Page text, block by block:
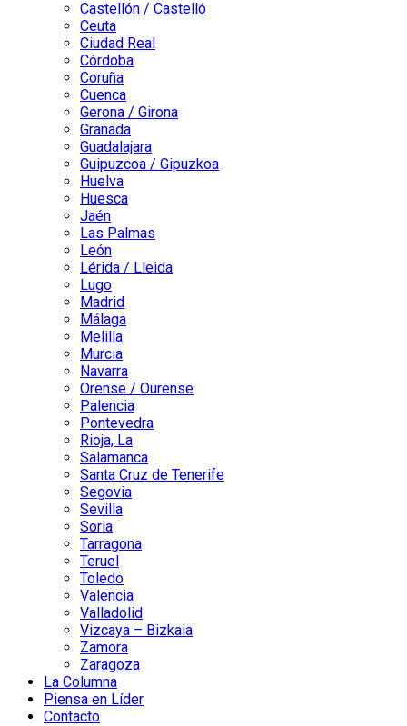
Castellón / Castelló
Ceuta
Ciudad Real
Córdoba
Coruña
Cuenca
Gerona / Girona
Granada
Guadalajara
Guipuzcoa / Gipuzkoa
Huelva
Huesca
Jaén
Las Palmas
León
Lérida / Lleida
Lugo
Madrid
Málaga
Melilla
Murcia
Navarra
Orense / Ourense
Palencia
Pontevedra
Rioja, La
Salamanca
Santa Cruz de Tenerife
Segovia
Sevilla
Soria
Tarragona
Teruel
Toledo
Valencia
Valladolid
Vizcaya – Bizkaia
Zamora
Zaragoza
La Columna
Piensa en Líder
Contacto